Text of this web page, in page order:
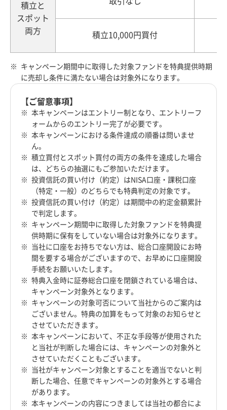
積立と
スポット
両方
積立10,000円買付
キャンペーン期間中に取得した対象ファンドを特典提供時期
に売却し条件に満たない場合は対象外になります。
【ご留意事項】
本キャンペーンはエントリー制となり、エントリーフ
ォームからのエントリー完了が必要です。
本キャンペーンにおける条件達成の順番は問いませ
ん。
積立買付とスポット買付の両方の条件を達成した場合
は、どちらの抽選にもご参加いただけます。
投資信託の買い付け（約定）はNISA口座・課税口座
（特定・一般）のどちらでも特典判定の対象です。
投資信託の買い付け（約定）は期間中の約定金額累計
で判定します。
キャンペーン期間中に取得した対象ファンドを特典提
供時期に保有をしていない場合は対象外になります。
当社に口座をお持ちでない方は、総合口座開設にお時
間を要する場合がございますので、お早めに口座開設
手続をお願いいたします。
特典入金時に証券総合口座を閉鎖されている場合は、
キャンペーン対象外となります。
キャンペーンの対象可否について当社からのご案内は
ございません。特典の加算をもって対象のお知らせと
させていただきます。
本キャンペーンにおいて、不正な手段等が使用された
と当社が判断した場合には、キャンペーンの対象外と
させていただくこともございます。
当社がキャンペーン対象とすることを適当でないと判
断した場合、任意でキャンペーンの対象外とする場合
があります。
本キャンペーンの内容につきましては当社の都合によ